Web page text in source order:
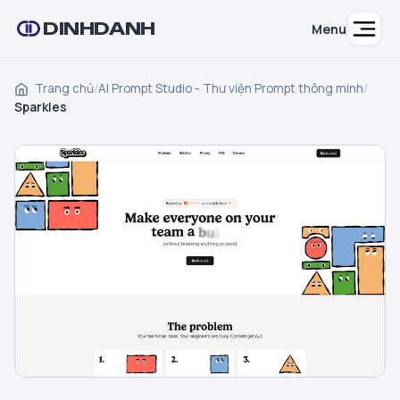
DINHDANH Menu
Trang chủ/AI Prompt Studio - Thư viện Prompt thông minh/
Sparkles